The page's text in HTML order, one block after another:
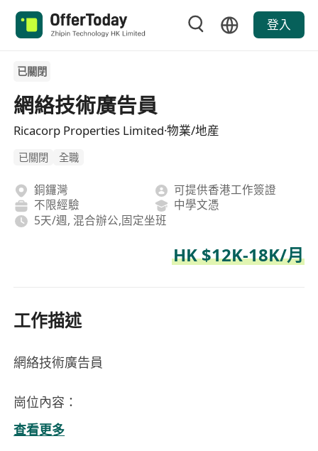
登入
已關閉
網絡技術廣告員
Ricacorp Properties Limited·物業/地産
已關閉 全職
銅鑼灣
可提供香港工作簽證
不限經驗
中學文憑
5天/週, 混合辦公,固定坐班
HK $12K-18K/月
工作描述
網絡技術廣告員
崗位內容：
1. 負責小紅書、抖音及微信號等社交平台的日常營
運與推廣工作。
查看更多